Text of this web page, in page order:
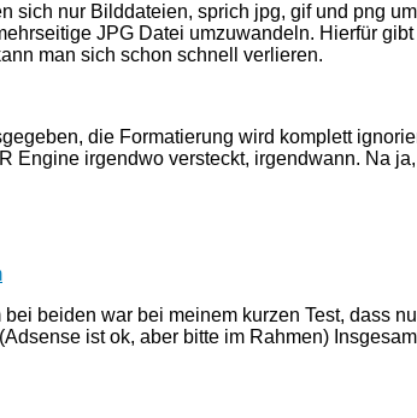
nur Bilddateien, sprich jpg, gif und png
JPG Datei umzuwandeln. Hierfür
man sich schon schnell verlieren.
die Formatierung wird komplett
Engine irgendwo versteckt, irgendwann. Na ja,
beiden war bei meinem kurzen Test, dass
ist ok, aber bitte im Rahmen)